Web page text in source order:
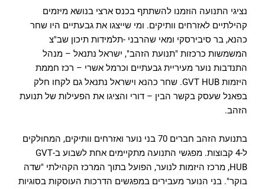
נציגי התנועה הוזמנו להשתתף בכנס ארצי בנושא מיזמים
קהילתיים לאזרחים וותיקים. ומי שייצגו את גבעתיים היו שחר
כהנא, בר סיבירסקי ומאי שהרבני -תלמידות תיכון שב"צ
המשמשות כרכזות "תנועת הזהב", ישראל נתנאל – מנהל
התנדבות נוער מעיריית גבעתיים וכרמל אשרי – רכז חממת
היזמות GVT HUB. שחר כהנא וישראל נתנאל גם לקחו חלק
בפאנל שעסק בקשר הבין – דורי והציגו את הפעילות של תנועת
הזהב.
בתנועת הזהב חברים 70 בני נוער ואזרחים וותיקים, המחולקים
ל-4 קבוצות. מפגשי התנועה מתקיימים אחת לשבוע ב-GVT
HUB, מרכז היזמות לנוער, הפועל בתוך המרכז הקהילתי "שדה
בוקר". בני הנוער מעבירים במפגשים הדרכות העוסקות בסוגיות